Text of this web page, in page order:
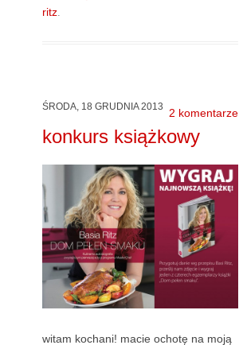
ritz.
ŚRODA, 18 GRUDNIA 2013 2 komentarze
konkurs książkowy
witam kochani! macie ochotę na moją